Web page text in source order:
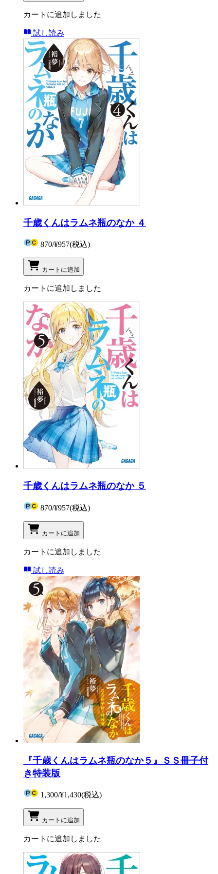
カートに追加しました
試し読み
千歳くんはラムネ瓶のなか ４
870/¥957(税込)
カートに追加
カートに追加しました
千歳くんはラムネ瓶のなか ５
870/¥957(税込)
カートに追加
カートに追加しました
試し読み
『千歳くんはラムネ瓶のなか５』ＳＳ冊子付
き特装版
1,300/¥1,430(税込)
カートに追加
カートに追加しました